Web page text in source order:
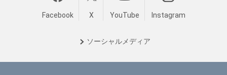
Facebook X YouTube Instagram
ソーシャル メディア